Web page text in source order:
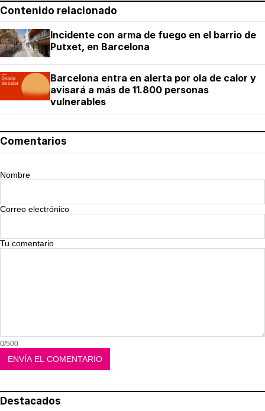
Contenido relacionado
Incidente con arma de fuego en el barrio de
Putxet, en Barcelona
Barcelona entra en alerta por ola de calor y
avisará a más de 11.800 personas
vulnerables
Comentarios
Nombre
Correo electrónico
Tu comentario
0/500
Destacados